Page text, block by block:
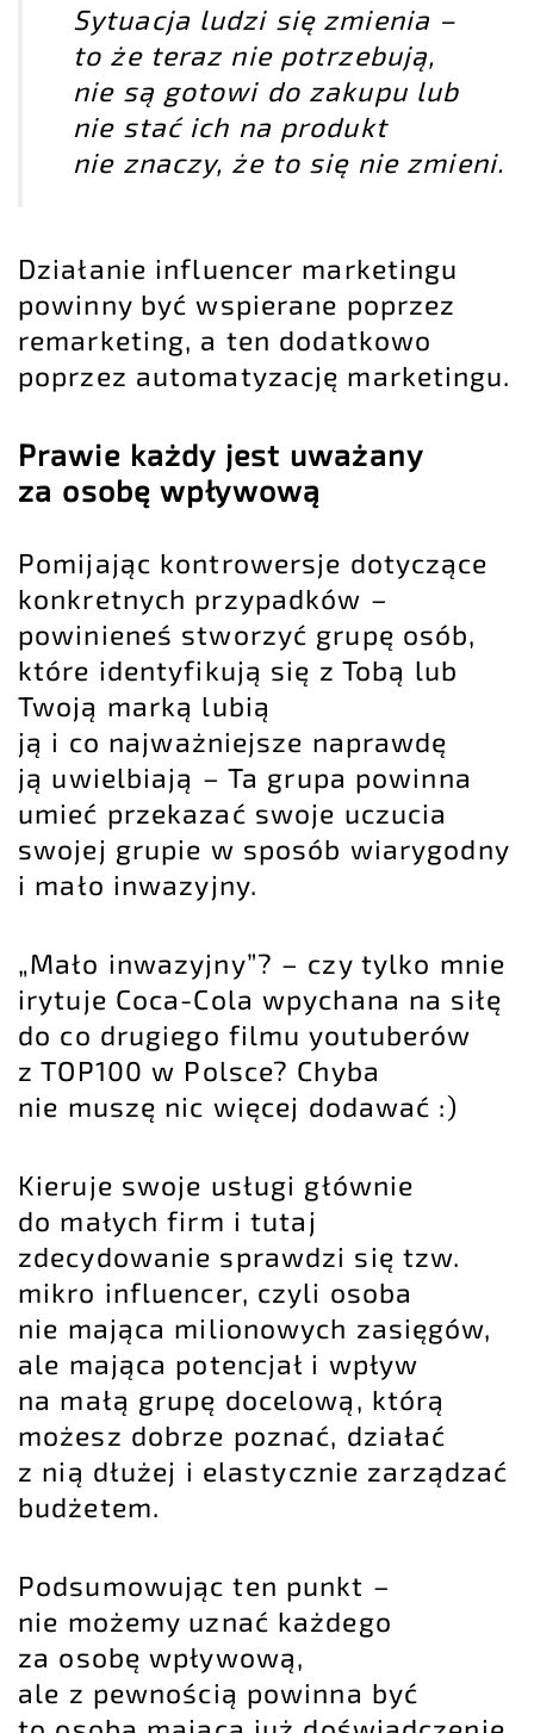
Sytuacja ludzi się zmienia –
to że teraz nie potrzebują,
nie są gotowi do zakupu lub
nie stać ich na produkt
nie znaczy, że to się nie zmieni.
Działanie influencer marketingu
powinny być wspierane poprzez
remarketing, a ten dodatkowo
poprzez automatyzację marketingu.
Prawie każdy jest uważany
za osobę wpływową
Pomijając kontrowersje dotyczące
konkretnych przypadków –
powinieneś stworzyć grupę osób,
które identyfikują się z Tobą lub
Twoją marką lubią
ją i co najważniejsze naprawdę
ją uwielbiają – Ta grupa powinna
umieć przekazać swoje uczucia
swojej grupie w sposób wiarygodny
i mało inwazyjny.
„Mało inwazyjny”? – czy tylko mnie
irytuje Coca-Cola wpychana na siłę
do co drugiego filmu youtuberów
z TOP100 w Polsce? Chyba
nie muszę nic więcej dodawać :)
Kieruje swoje usługi głównie
do małych firm i tutaj
zdecydowanie sprawdzi się tzw.
mikro influencer, czyli osoba
nie mająca milionowych zasięgów,
ale mająca potencjał i wpływ
na małą grupę docelową, którą
możesz dobrze poznać, działać
z nią dłużej i elastycznie zarządzać
budżetem.
Podsumowując ten punkt –
nie możemy uznać każdego
za osobę wpływową,
ale z pewnością powinna być